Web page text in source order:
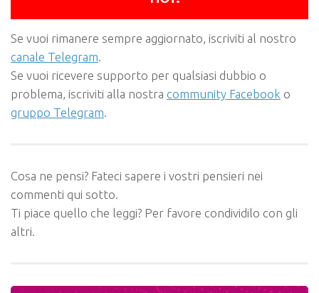
Se vuoi rimanere sempre aggiornato, iscriviti al nostro
canale Telegram.
Se vuoi ricevere supporto per qualsiasi dubbio o
problema, iscriviti alla nostra community Facebook o
gruppo Telegram.
Cosa ne pensi? Fateci sapere i vostri pensieri nei
commenti qui sotto.
Ti piace quello che leggi? Per favore condividilo con gli
altri.